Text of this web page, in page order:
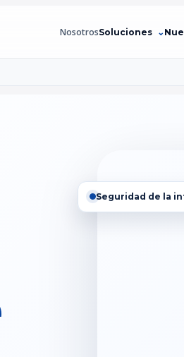
NosotrosSoluciones
Seguridad de la